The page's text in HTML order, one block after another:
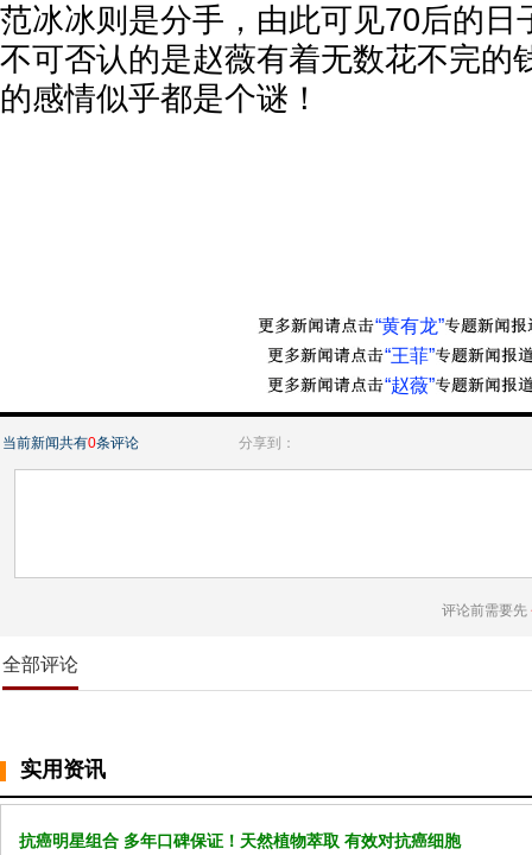
范冰冰则是分手，由此可见70后的日
不可否认的是赵薇有着无数花不完的
的感情似乎都是个谜！
“黄有龙”
“王菲”
“赵薇”
当前新闻共有0条评论 分享到：
评论前需要先
全部评论
实用资讯
抗癌明星组合 多年口碑保证！天然植物萃取 有效对抗癌细胞